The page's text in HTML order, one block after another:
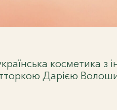
косметика з
Дарією